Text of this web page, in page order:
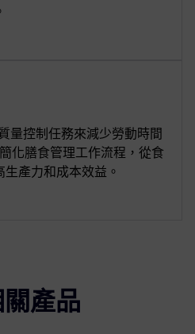
量控制任務來減少勞動時間
化膳食管理工作流程，從食
產力和成本效益。
產品